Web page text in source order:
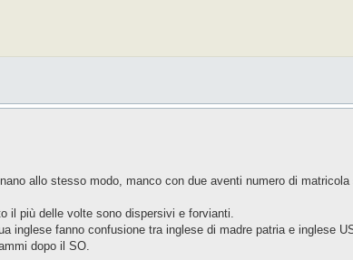
allo stesso modo, manco con due aventi numero di
il più delle volte sono dispersivi e forvianti.
inglese fanno confusione tra inglese di madre patria e inglese
dopo il SO.